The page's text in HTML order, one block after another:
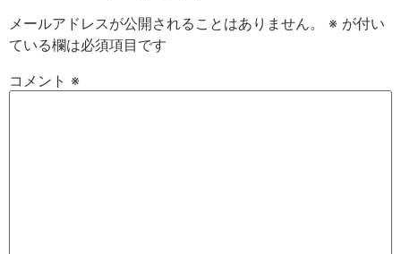
メールアドレスが公開されることはありません。 ※ が付い
ている欄は必須項目です
コメント ※